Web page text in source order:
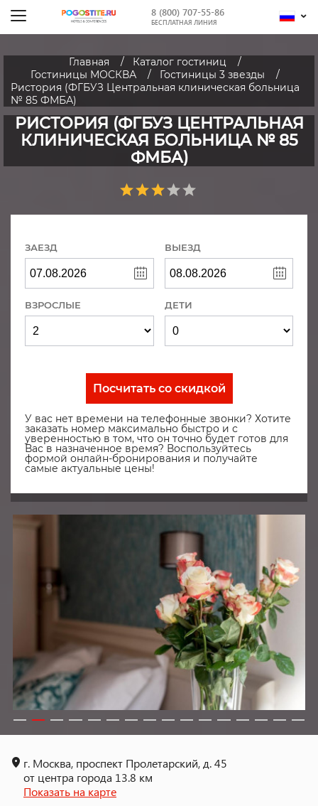
8 (800) 707-55-86
БЕСПЛАТНАЯ ЛИНИЯ
Главная
Каталог гостиниц
Гостиницы МОСКВА
Гостиницы 3 звезды
Ристория (ФГБУЗ Центральная клиническая больница
№ 85 ФМБА)
РИСТОРИЯ (ФГБУЗ ЦЕНТРАЛЬНАЯ
КЛИНИЧЕСКАЯ БОЛЬНИЦА № 85
ФМБА)
ЗАЕЗД ВЫЕЗД
ВЗРОСЛЫЕ ДЕТИ
Посчитать со скидкой
У вас нет времени на телефонные звонки? Хотите
заказать номер максимально быстро и с
уверенностью в том, что он точно будет готов для
Вас в назначенное время? Воспользуйтесь
формой онлайн-бронирования и получайте
самые актуальные цены!
г. Москва, проспект Пролетарский, д. 45
от центра города 13.8 км
Показать на карте